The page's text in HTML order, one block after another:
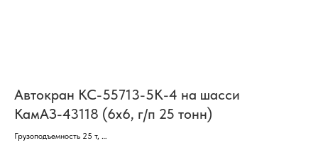
Автокран КС-55713-5К-4 на шасси
КамАЗ-43118 (6х6, г/п 25 тонн)
Грузоподъемность 25 т,